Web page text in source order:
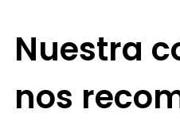
Nuestra
nos